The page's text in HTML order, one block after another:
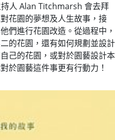
持人 Alan Titchmarsh 會去拜
花園的夢想及人生故事，接
們進行花園改造。從過程中，
的花園，還有如何規劃並設計
己的花園，或對於園藝設計本
於園藝這件事更有行動力！